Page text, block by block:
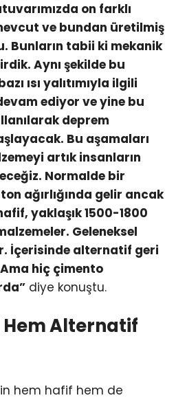
on farklı
ve bundan üretilmiş
Bunların tabii ki mekanik
Aynı şekilde bu
ısı yalıtımıyla ilgili
ediyor ve yine bu
deprem
Bu aşamaları
artık insanların
Normalde bir
ağırlığında gelir ancak
yaklaşık 1500-1800
Geleneksel
İçerisinde alternatif geri
hiç çimento
diye konuştu.
Hem Alternatif
hem hafif hem de